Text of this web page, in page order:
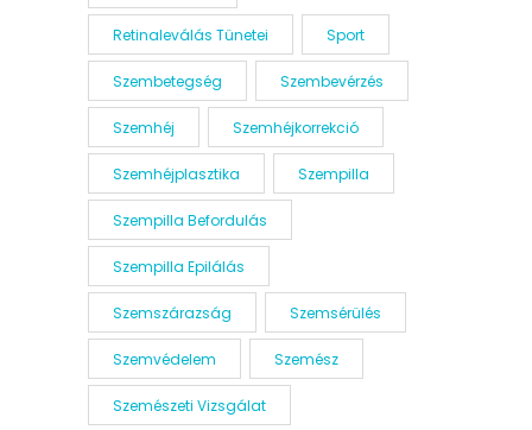
Retinaleválás Tünetei Sport
Szembetegség Szembevérzés
Szemhéj Szemhéjkorrekció
Szemhéjplasztika Szempilla
Szempilla Befordulás
Szempilla Epilálás
Szemszárazság Szemsérülés
Szemvédelem Szemész
Szemészeti Vizsgálat